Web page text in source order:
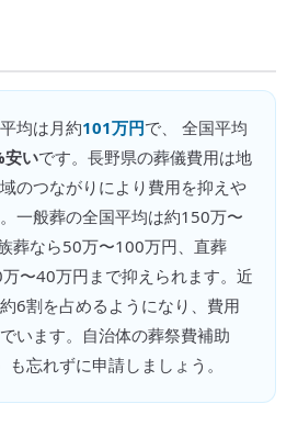
均は月約101万円で、 全国平均
安いです。 長野県の葬儀費用は地
のつながりにより費用を抑えや
一般葬の全国平均は約150万〜
葬なら50万〜100万円、直葬
万〜40万円まで抑えられます。近
6割を占めるようになり、費用
います。自治体の葬祭費補助
も忘れずに申請しましょう。